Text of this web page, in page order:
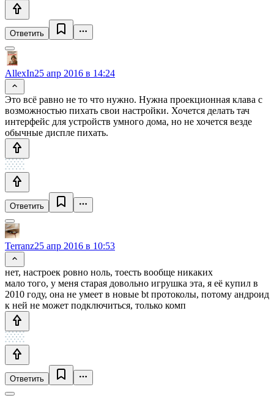
Ответить
AllexIn25 апр 2016 в 14:24
Это всё равно не то что нужно. Нужна проекционная клава с
возможностью пихать свои настройки. Хочется делать тач
интерфейс для устройств умного дома, но не хочется везде
обычные диспле пихать.
Ответить
Terranz25 апр 2016 в 10:53
нет, настроек ровно ноль, тоесть вообще никаких
мало того, у меня старая довольно игрушка эта, я её купил в
2010 году, она не умеет в новые bt протоколы, потому андроид
к ней не может подключиться, только комп
Ответить